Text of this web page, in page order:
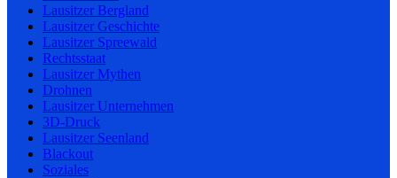
Lausitzer Bergland
Lausitzer Geschichte
Lausitzer Spreewald
Rechtsstaat
Lausitzer Mythen
Drohnen
Lausitzer Unternehmen
3D-Druck
Lausitzer Seenland
Blackout
Soziales